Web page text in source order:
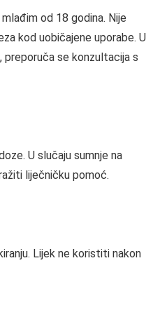
od 18 godina. Nije
kod uobičajene uporabe. U
preporuča se konzultacija s
U slučaju sumnje na
liječničku pomoć.
Lijek ne koristiti nakon